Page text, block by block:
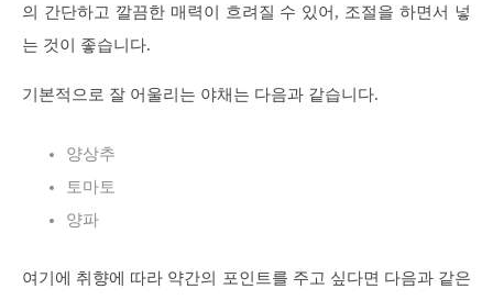
의 간단하고 깔끔한 매력이 흐려질 수 있어, 조절을 하면서 넣
는 것이 좋습니다.
기본적으로 잘 어울리는 야채는 다음과 같습니다.
양상추
토마토
양파
여기에 취향에 따라 약간의 포인트를 주고 싶다면 다음과 같은